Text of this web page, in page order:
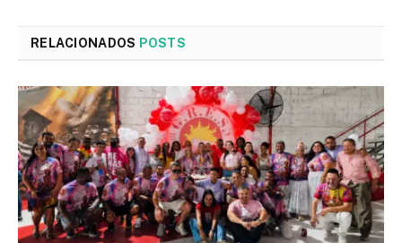
RELACIONADOS POSTS